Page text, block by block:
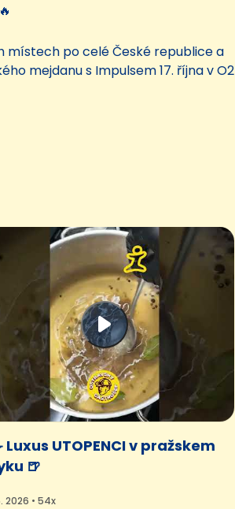
místech po celé České republice a
mejdanu s Impulsem 17. října v O2
Luxus UTOPENCI v pražskem
🍺
2026 • 54x